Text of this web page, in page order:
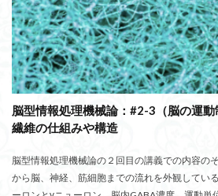
脳型情報処理機械論：#2-3（脳の運
繊維の仕組みや構造
脳型情報処理機械論の２回目の講義での内容の
から脳、神経、筋細胞までの流れを外観してい